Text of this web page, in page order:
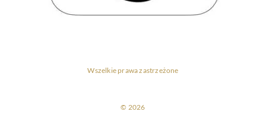
Wszelkie prawa zastrzeżone
© 2026